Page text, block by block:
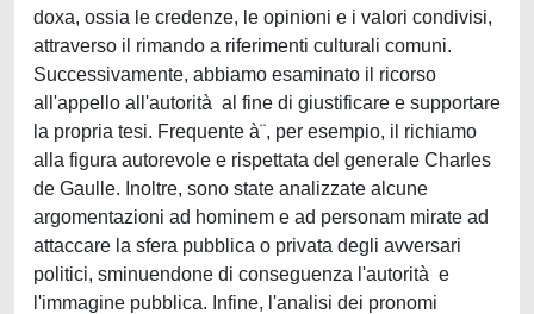
doxa, ossia le credenze, le opinioni e i valori condivisi,
attraverso il rimando a riferimenti culturali comuni.
Successivamente, abbiamo esaminato il ricorso
all'appello all'autorità al fine di giustificare e supportare
la propria tesi. Frequente à¨, per esempio, il richiamo
alla figura autorevole e rispettata del generale Charles
de Gaulle. Inoltre, sono state analizzate alcune
argomentazioni ad hominem e ad personam mirate ad
attaccare la sfera pubblica o privata degli avversari
politici, sminuendone di conseguenza l'autorità e
l'immagine pubblica. Infine, l'analisi dei pronomi